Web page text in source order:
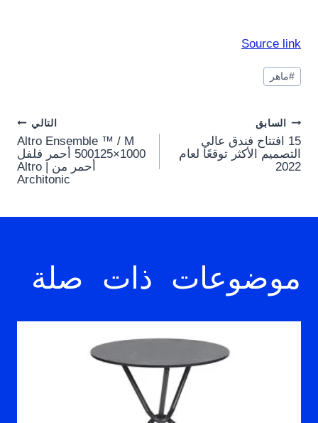
Source link
وسوم
المقال:
#ماهر
Post
navigation
السابق
15 افتتاح فندق عالي
التصميم الأكثر توقعًا لعام
2022
التالي
Altro Ensemble ™ / M
500125×1000 أحمر فلفل
أحمر من Altro |
Architonic
موضوعات ذات صلة